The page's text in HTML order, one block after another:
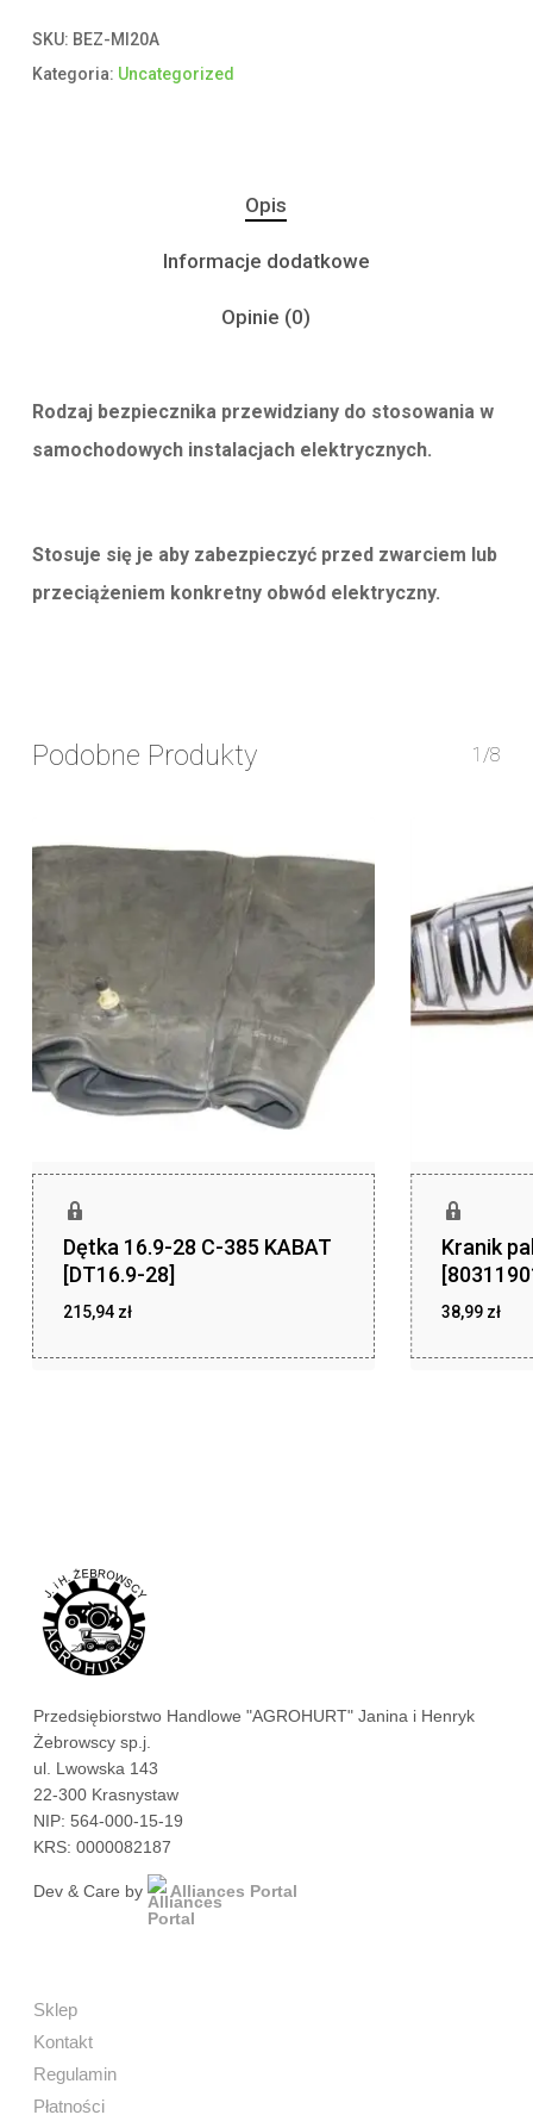
SKU: BEZ-MI20A
Kategoria: Uncategorized
Opis
Informacje dodatkowe
Opinie (0)
Rodzaj bezpiecznika przewidziany do stosowania w
samochodowych instalacjach elektrycznych.
Stosuje się je aby zabezpieczyć przed zwarciem lub
przeciążeniem konkretny obwód elektryczny.
Podobne Produkty 1/8
Dętka 16.9-28 C-385 KABAT
[DT16.9-28]
215,94 zł
Kranik
38,99 zł
Przedsiębiorstwo Handlowe "AGROHURT" Janina i Henryk
Żebrowscy sp.j.
ul. Lwowska 143
22-300 Krasnystaw
NIP: 564-000-15-19
KRS: 0000082187
Dev & Care by Alliances Portal
Sklep
Kontakt
Regulamin
Płatności